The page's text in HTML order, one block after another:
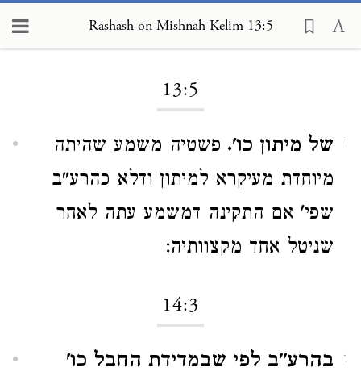
Rashash on Mishnah Kelim 13:5
13:5
1 של מיתון כו'. פשטיה משמע שהיתה
מיוחדת מעיקרא למיתון ודלא כהרע"ב
שפי' אם התקינה דמשמע עתה לאחר
שניטל אחד מקצוותיה:
14:3
1
בהרע"ב לפי שבמדידת החבל כו'